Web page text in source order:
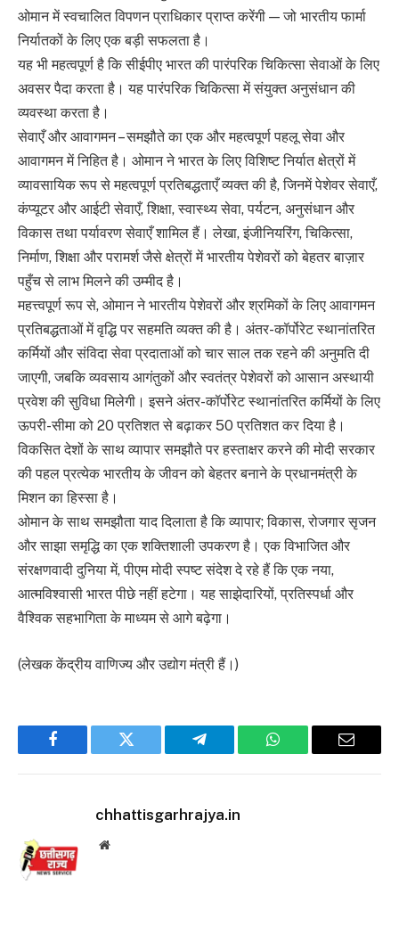
ओमान में स्वचालित विपणन प्राधिकार प्राप्त करेंगी — जो भारतीय फार्मा
निर्यातकों के लिए एक बड़ी सफलता है।
यह भी महत्वपूर्ण है कि सीईपीए भारत की पारंपरिक चिकित्सा सेवाओं के लिए
अवसर पैदा करता है। यह पारंपरिक चिकित्सा में संयुक्त अनुसंधान की
व्यवस्था करता है।
सेवाएँ और आवागमन – समझौते का एक और महत्वपूर्ण पहलू सेवा और
आवागमन में निहित है। ओमान ने भारत के लिए विशिष्ट निर्यात क्षेत्रों में
व्यावसायिक रूप से महत्वपूर्ण प्रतिबद्धताएँ व्यक्त की है, जिनमें पेशेवर सेवाएँ,
कंप्यूटर और आईटी सेवाएँ, शिक्षा, स्वास्थ्य सेवा, पर्यटन, अनुसंधान और
विकास तथा पर्यावरण सेवाएँ शामिल हैं। लेखा, इंजीनियरिंग, चिकित्सा,
निर्माण, शिक्षा और परामर्श जैसे क्षेत्रों में भारतीय पेशेवरों को बेहतर बाज़ार
पहुँच से लाभ मिलने की उम्मीद है।
महत्त्वपूर्ण रूप से, ओमान ने भारतीय पेशेवरों और श्रमिकों के लिए आवागमन
प्रतिबद्धताओं में वृद्धि पर सहमति व्यक्त की है। अंतर-कॉर्पोरेट स्थानांतरित
कर्मियों और संविदा सेवा प्रदाताओं को चार साल तक रहने की अनुमति दी
जाएगी, जबकि व्यवसाय आगंतुकों और स्वतंत्र पेशेवरों को आसान अस्थायी
प्रवेश की सुविधा मिलेगी। इसने अंतर-कॉर्पोरेट स्थानांतरित कर्मियों के लिए
ऊपरी-सीमा को 20 प्रतिशत से बढ़ाकर 50 प्रतिशत कर दिया है।
विकसित देशों के साथ व्यापार समझौते पर हस्ताक्षर करने की मोदी सरकार
की पहल प्रत्येक भारतीय के जीवन को बेहतर बनाने के प्रधानमंत्री के
मिशन का हिस्सा है।
ओमान के साथ समझौता याद दिलाता है कि व्यापार; विकास, रोजगार सृजन
और साझा समृद्धि का एक शक्तिशाली उपकरण है। एक विभाजित और
संरक्षणवादी दुनिया में, पीएम मोदी स्पष्ट संदेश दे रहे हैं कि एक नया,
आत्मविश्वासी भारत पीछे नहीं हटेगा। यह साझेदारियों, प्रतिस्पर्धा और
वैश्विक सहभागिता के माध्यम से आगे बढ़ेगा।
(लेखक केंद्रीय वाणिज्य और उद्योग मंत्री हैं।)
Facebook Twitter Telegram WhatsApp Email
chhattisgarhrajya.in
Website